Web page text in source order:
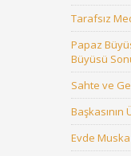
Tarafsız
Papaz
Büyüsü
Sahte ve
Başkasının
Evde